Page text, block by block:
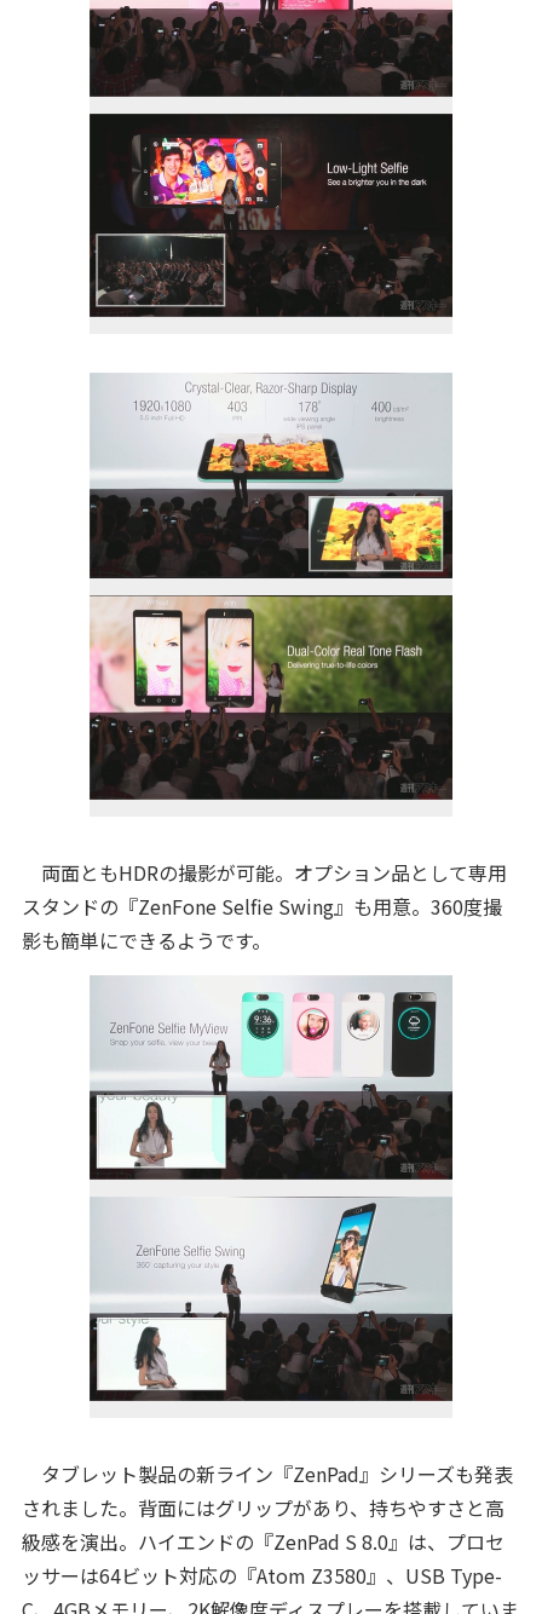
両面ともHDRの撮影が可能。オプション品として専用
スタンドの『ZenFone Selfie Swing』も用意。360度撮
影も簡単にできるようです。
タブレット製品の新ライン『ZenPad』シリーズも発表
されました。背面にはグリップがあり、持ちやすさと高
級感を演出。ハイエンドの『ZenPad S 8.0』は、プロセ
ッサーは64ビット対応の『Atom Z3580』、USB Type-